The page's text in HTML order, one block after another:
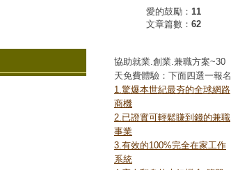
愛的鼓勵： 11
文章篇數： 62
協助就業.創業.兼職方案~30
天免費體驗：下面四選一報名
1.驚爆本世紀最夯的全球網路
商機
2.已證實可輕鬆賺到錢的兼職
事業
3.有效的100%完全在家工作
系統